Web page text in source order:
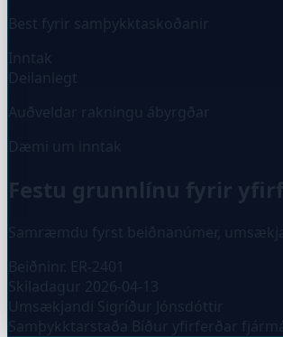
Best fyrir samþykktaskoðanir
Inntak
Deilanlegt
Auðveldar rakningu ábyrgðar
Dæmi um inntak
Festu grunnlínu fyrir
Samræmdu fyrst beiðnanúmer,
Beiðninr.
ER-2401
Skiladagur
2026-04-13
Umsækjandi
Sigríður Jónsdóttir
Samþykktarstaða Bíður yfirferðar